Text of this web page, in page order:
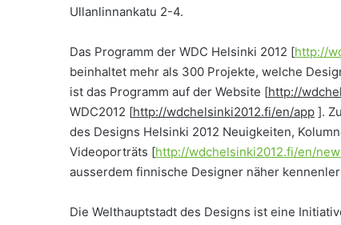
Ullanlinnankatu 2-4.
Das Programm der WDC Helsinki 2012 [http://
beinhaltet mehr als 300 Projekte, welche
ist das Programm auf der Website [http://
WDC2012 [http://wdchelsinki2012.fi/en/app ].
des Designs Helsinki 2012 Neuigkeiten,
Videoporträts [http://wdchelsinki2012.fi/en/
ausserdem finnische Designer näher
Die Welthauptstadt des Designs ist eine